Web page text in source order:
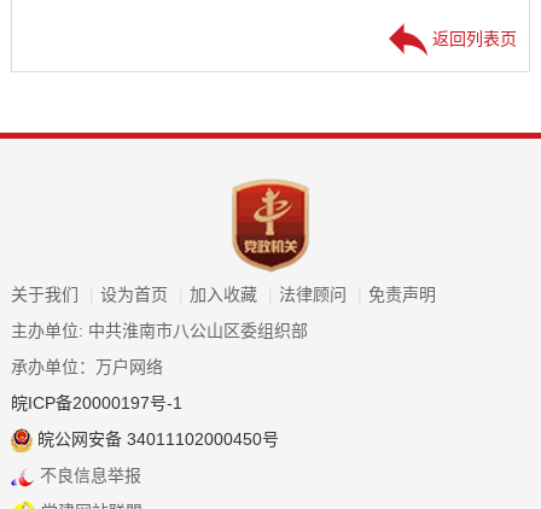
返回列表页
关于我们 设为首页 加入收藏 法律顾问
免责声明
主办单位: 中共淮南市八公山区委组织部
承办单位：万户网络
皖ICP备20000197号-1
皖公网安备 34011102000450号
不良信息举报